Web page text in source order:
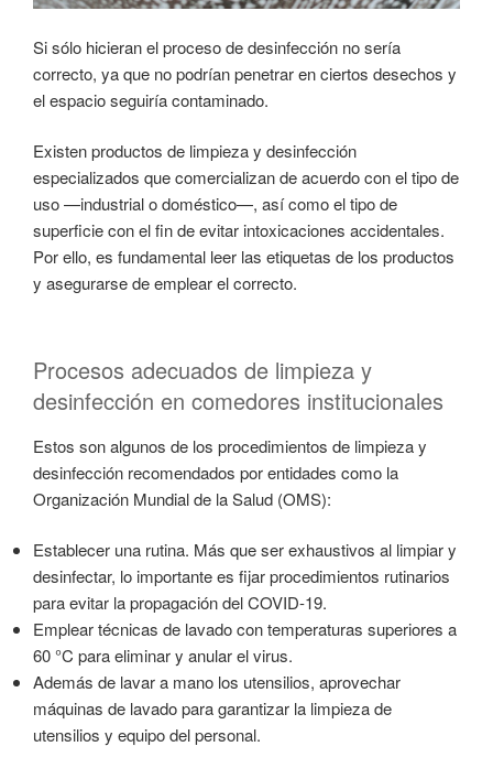
Si sólo hicieran el proceso de desinfección no sería
correcto, ya que no podrían penetrar en ciertos desechos y
el espacio seguiría contaminado.
Existen productos de limpieza y desinfección
especializados que comercializan de acuerdo con el tipo de
uso —industrial o doméstico—, así como el tipo de
superficie con el fin de evitar intoxicaciones accidentales.
Por ello, es fundamental leer las etiquetas de los productos
y asegurarse de emplear el correcto.
Procesos adecuados de limpieza y
desinfección en comedores institucionales
Estos son algunos de los procedimientos de limpieza y
desinfección recomendados por entidades como la
Organización Mundial de la Salud (OMS):
Establecer una rutina. Más que ser exhaustivos al limpiar y
desinfectar, lo importante es fijar procedimientos rutinarios
para evitar la propagación del COVID-19.
Emplear técnicas de lavado con temperaturas superiores a
60 °C para eliminar y anular el virus.
Además de lavar a mano los utensilios, aprovechar
máquinas de lavado para garantizar la limpieza de
utensilios y equipo del personal.